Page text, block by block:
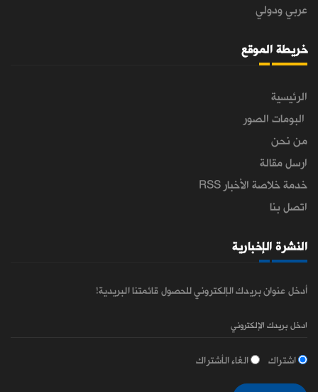
عربي ودولي
خريطة الموقع
الرئيسية
البومات الصور
من نحن
ارسل مقالة
خدمة خلاصة الأخبار RSS
اتصل بنا
النشرة الإخبارية
أدخل عنوان بريدك الإلكتروني للحصول قائمتنا البريدية!
اشتراك الغاء الأشتراك